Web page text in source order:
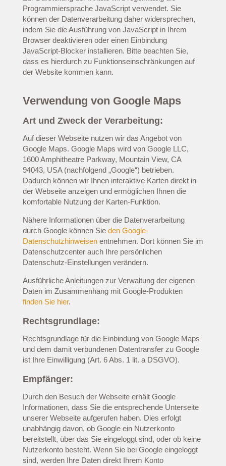
Programmiersprache JavaScript verwendet. Sie
können der Datenverarbeitung daher widersprechen,
indem Sie die Ausführung von JavaScript in Ihrem
Browser deaktivieren oder einen Einbindung
JavaScript-Blocker installieren. Bitte beachten Sie,
dass es hierdurch zu Funktionseinschränkungen auf
der Website kommen kann.
Verwendung von Google Maps
Art und Zweck der Verarbeitung:
Auf dieser Webseite nutzen wir das Angebot von
Google Maps. Google Maps wird von Google LLC,
1600 Amphitheatre Parkway, Mountain View, CA
94043, USA (nachfolgend „Google“) betrieben.
Dadurch können wir Ihnen interaktive Karten direkt in
der Webseite anzeigen und ermöglichen Ihnen die
komfortable Nutzung der Karten-Funktion.
Nähere Informationen über die Datenverarbeitung
durch Google können Sie den Google-
Datenschutzhinweisenentnehmen. Dort können Sie im
Datenschutzcenter auch Ihre persönlichen
Datenschutz-Einstellungen verändern.
Ausführliche Anleitungen zur Verwaltung der eigenen
Daten im Zusammenhang mit Google-Produkten
finden Sie hier.
Rechtsgrundlage:
Rechtsgrundlage für die Einbindung von Google Maps
und dem damit verbundenen Datentransfer zu Google
ist Ihre Einwilligung (Art. 6 Abs. 1 lit. a DSGVO).
Empfänger:
Durch den Besuch der Webseite erhält Google
Informationen, dass Sie die entsprechende Unterseite
unserer Webseite aufgerufen haben. Dies erfolgt
unabhängig davon, ob Google ein Nutzerkonto
bereitstellt, über das Sie eingeloggt sind, oder ob keine
Nutzerkonto besteht. Wenn Sie bei Google eingeloggt
sind, werden Ihre Daten direkt Ihrem Konto